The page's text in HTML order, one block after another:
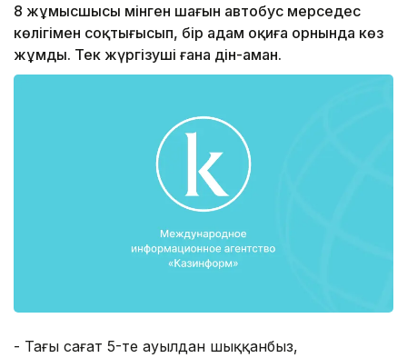
8 жұмысшысы мінген шағын автобус мерседес
көлігімен соқтығысып, бір адам оқиға орнында көз
жұмды. Тек жүргізуші ғана дін-аман.
- Таңғы сағат 5-те ауылдан шыққанбыз,